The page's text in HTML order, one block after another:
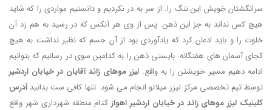
سرانگشتان خویش این ننگ را. از سر به در نکردیم و دانستیم مواردی را که شاید
هیچ کس نداند به جز این ذهن. پس از وی هر آنکس که در رسید به هم زد آن
خلوت را و باید اذعان کرد که یادآوردی بود از آن جسم که نظیر نداشت به هیچ
کجای آسمان های هفتگانه. بایستی ذهن را به کدامین سوی در رسانیم که بتوانیم
ادامه دهیم مسیر خویشتن را به واقع. لیزر موهای زائد آقایان در خیابان اردشیر
توسط تیم تخصصی مرکز لیزر میلانو انجام می شود. تنها کافی ست بدانیدآدرس
کلینیک لیزر موهای زائد در خیابان اردشیر اهوازکدام منطقه شهرداری شهر واقع